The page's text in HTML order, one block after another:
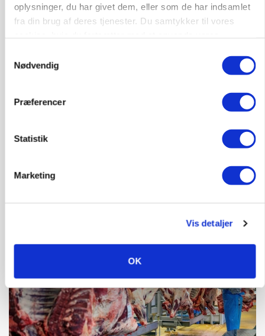
oplysninger, du har givet dem, eller som de har indsamlet
fra din brug af deres tjenester. Du samtykker til vores
Nødvendig
Præferencer
Statistik
Marketing
Vis detaljer
OK
Grisebestanden stiger trods svagere